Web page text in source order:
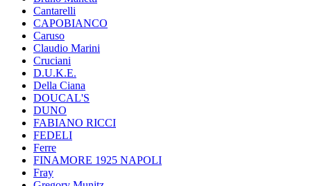
Cantarelli
CAPOBIANCO
Caruso
Claudio Marini
Cruciani
D.U.K.E.
Della Ciana
DOUCAL'S
DUNO
FABIANO RICCI
FEDELI
Ferre
FINAMORE 1925 NAPOLI
Fray